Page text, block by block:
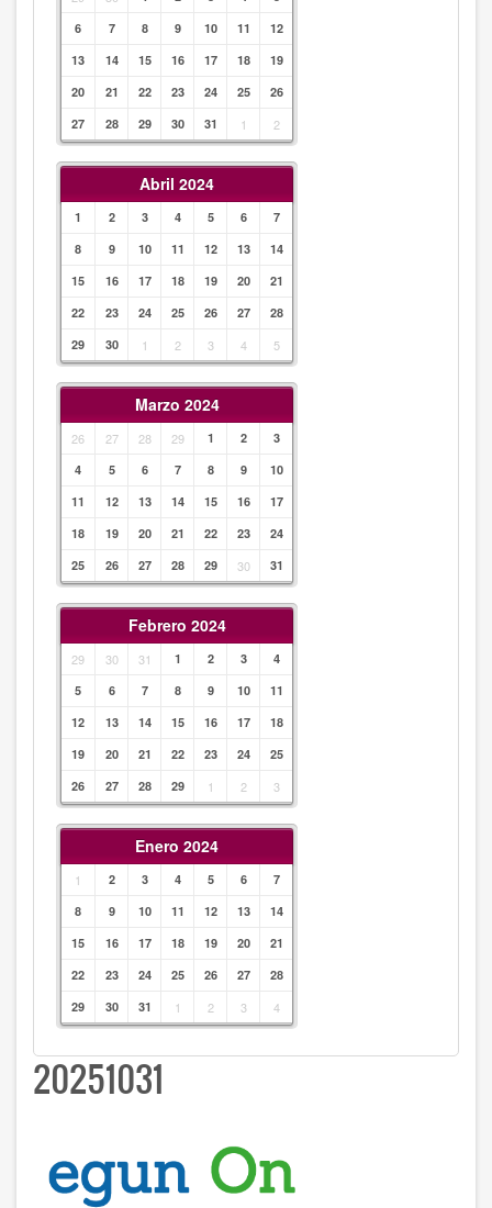
6
7 8 9 10 11
12
13
14 15 16 17 18
19
20
21 22 23 24 25
26
27
28 29 30 31 1 2
Abril 2024
1 2 3 4 5 6
7
8
9 10 11 12 13
14
15
16 17 18 19 20
21
22
23 24 25 26 27
28
29
30 1 2 3 4 5
Marzo 2024
26 27 28 29 1 2
3
4
5 6 7 8 9
10
11
12 13 14 15 16
17
18
19 20 21 22 23
24
25
26 27 28 29 30 31
Febrero 2024
29 30 31 1 2 3
4
5
6 7 8 9 10
11
12
13 14 15 16 17
18
19
20 21 22 23 24
25
26
27 28 29 1 2 3
Enero 2024
1 2 3 4 5 6
7
8
9 10 11 12 13
14
15
16 17 18 19 20
21
22
23 24 25 26 27
28
29
30 31 1 2 3 4
20251031